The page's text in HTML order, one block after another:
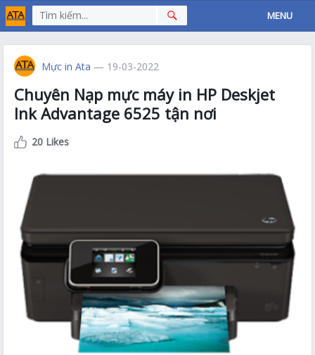
MENU
Mực in Ata — 19-03-2022
Chuyên Nạp mực máy in HP Deskjet
Ink Advantage 6525 tận nơi
20 Likes